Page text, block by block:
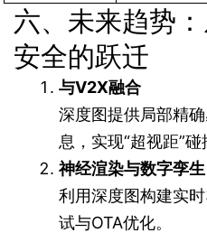
六、未来趋势
安全的跃迁
与V2X融合
深度图提供局部精
息，实现“超视距”碰
神经渲染与数字孪生
利用深度图构建实
试与OTA优化。